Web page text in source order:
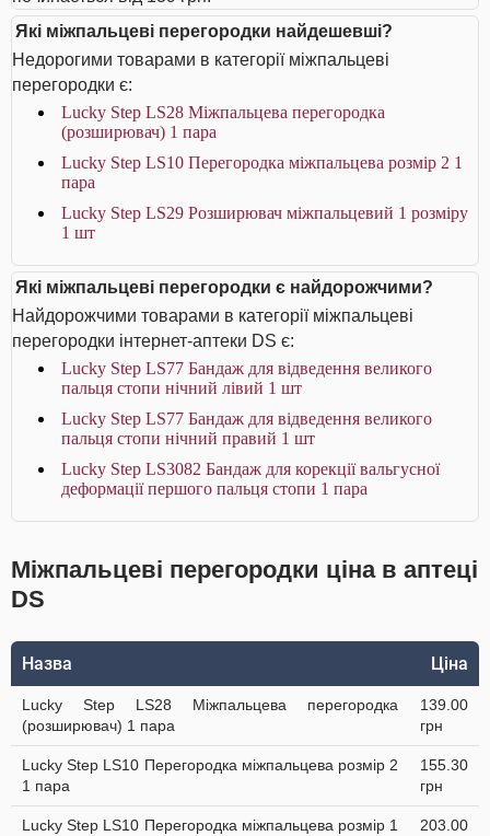
Які міжпальцеві перегородки найдешевші?
Недорогими товарами в категорії міжпальцеві
перегородки є:
Lucky Step LS28 Міжпальцева перегородка
(розширювач) 1 пара
Lucky Step LS10 Перегородка міжпальцева розмір 2 1
пара
Lucky Step LS29 Розширювач міжпальцевий 1 розміру
1 шт
Які міжпальцеві перегородки є найдорожчими?
Найдорожчими товарами в категорії міжпальцеві
перегородки інтернет-аптеки DS є:
Lucky Step LS77 Бандаж для відведення великого
пальця стопи нічний лівий 1 шт
Lucky Step LS77 Бандаж для відведення великого
пальця стопи нічний правий 1 шт
Lucky Step LS3082 Бандаж для корекції вальгусної
деформації першого пальця стопи 1 пара
Міжпальцеві перегородки ціна в аптеці
DS
Назва Ціна
Lucky Step LS28 Міжпальцева перегородка
(розширювач) 1 пара
139.00
грн
Lucky Step LS10 Перегородка міжпальцева розмір 2
1 пара
155.30
грн
Lucky Step LS10 Перегородка міжпальцева розмір 1
203.00